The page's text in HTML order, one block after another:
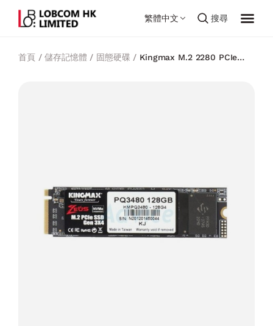
繁體中文 搜尋
首頁/儲存記憶體 / 固態硬碟 / Kingmax M.2 2280 PCIe